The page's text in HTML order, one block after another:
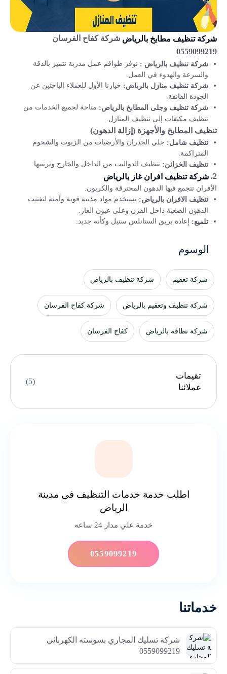
شركة تنظيف مطابخ بالرياض شركة كفاح الفرسان
0559099219
شركة تنظيف بالرياض : نوفر طواقم عمل مدربة تتميز بالدقة
والسرعة والهدوء في العمل.
شركة تنظيف منازل بالرياض: خيارنا الأول للعملاء الباحثين عن
الجودة الفائقة.
شركة تنظيف وجلى المطابخ بالرياض: متاحة لجميع الخدمات من
تنظيف مكيفات إلى تنظيف المنازل.
تنظيف المطابخ والأجهزة (إزالة الدهون)
تنظيف شامل: جلي الجدران والأرضيات من الزيوت والشحوم
المتراكمة.
تنظيف الخزائن: تنظيف الدواليب من الداخل والخارج وترتيبها.
2. شركة تنظيف افران غاز بالرياض
الأفران تتجمع فيها الدهون المحترقة والكربون.
تنظيف الافران بالرياض: نستخدم مواد مذيبة قوية وآمنة لتفتيت
الدهون الصعبة داخل الفرن وعلى عيون الغاز.
تلميع: إعادة بريق الستانلس ستيل وكأنه جديد.
الوسوم
شركة تعقيم شركة تنظيف بالرياض
شركة تنظيف وتعقيم بالرياض شركة كفاح الفرسان
شركة نظافة بالرياض كفاح الفرسان
تقيمات
عملائنا
(5)
اطلب خدمة خدمات التنظيف في مدينة
الرياض
خدمة علي مدار 24 ساعه
0559099219
خدماتنا
شركة تسليك المجاري بسوسته الكهربائي
0559099219